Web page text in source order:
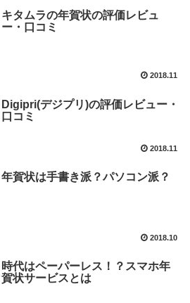
キタムラの年賀状の評価レビュ
ー・口コミ
2018.11
Digipri(デジプリ)の評価レビュー・
口コミ
2018.11
年賀状は手書き派？パソコン派？
2018.10
時代はペーパーレス！？スマホ年
賀状サービスとは